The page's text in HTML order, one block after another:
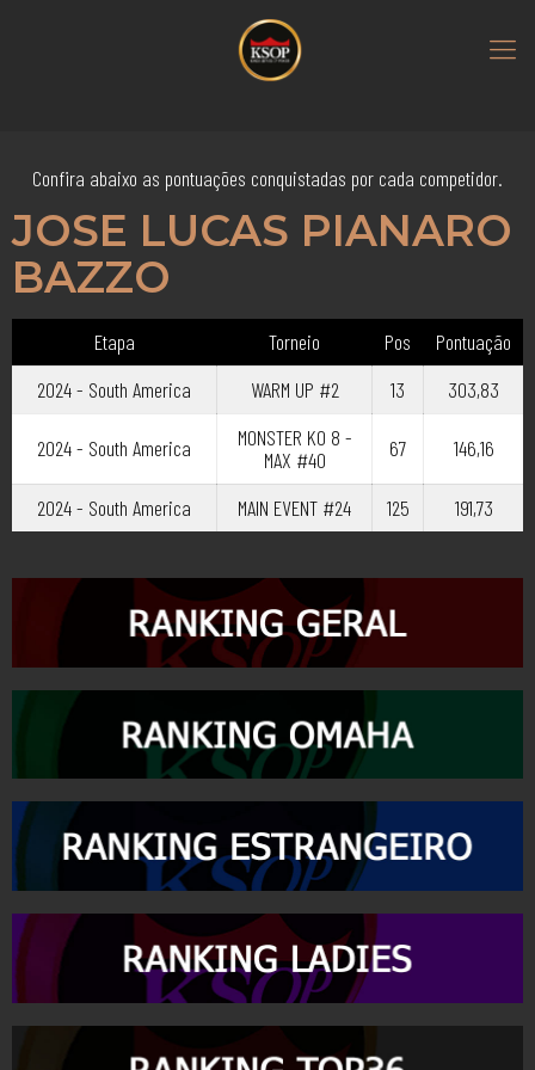
Confira abaixo as pontuações conquistadas por cada competidor.
JOSE LUCAS PIANARO
BAZZO
Etapa Torneio Pos
Pontuação
2024 - South America
WARM UP #2 13 303,83
2024 - South America
MONSTER KO 8 -
MAX #40
67 146,16
2024 - South America MAIN EVENT #24 125 191,73